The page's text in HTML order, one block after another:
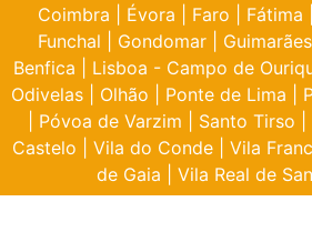
Coimbra
Évora Faro Fátima
Funchal
Gondomar Guimarães
Benfica
Lisboa - Campo de
Odivelas
Olhão Ponte de Lima
Póvoa de Varzim Santo Tirso
Castelo
Vila do Conde Vila
de Gaia
Vila Real de